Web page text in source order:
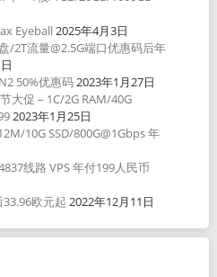
Eyeball 2025年4月3日
/2T流量@2.5G端口优惠码后年
50%优惠码2023年1月27日
大促 – 1C/2G RAM/40G
2023年1月25日
10G SSD/800G@1Gbps 年
线路 VPS 年付199人民币
33.96欧元起 2022年12月11日